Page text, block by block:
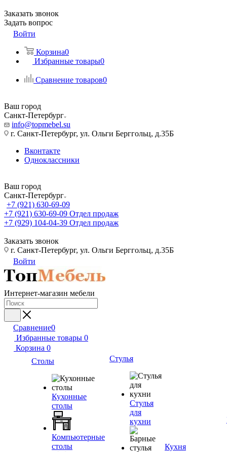
Заказать звонок
Задать вопрос
Войти
Корзина0
Избранные товары0
Сравнение товаров0
Ваш город
Санкт-Петербург
info@topmebel.su
г. Санкт-Петербург, ул. Ольги Берггольц, д.35Б
Вконтакте
Одноклассники
Ваш город
Санкт-Петербург
+7 (921) 630-69-09
+7 (921) 630-69-09 Отдел продаж
+7 (929) 104-04-39 Отдел продаж
Заказать звонок
г. Санкт-Петербург, ул. Ольги Берггольц, д.35Б
Войти
Интернет-магазин мебели
Сравнение0
Избранные товары 0
Корзина 0
Столы
Кухонные
столы
Компьютерные
столы
Стулья
Стулья
для
кухни
Кухня